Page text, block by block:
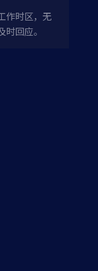
作时区，无
回应。